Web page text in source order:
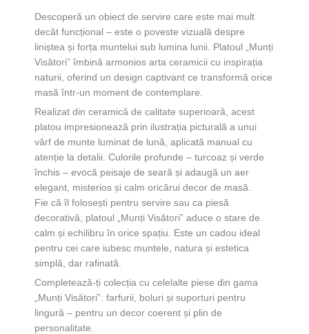
Descoperă un obiect de servire care este mai mult
decât funcțional – este o poveste vizuală despre
liniștea și forța muntelui sub lumina lunii. Platoul „Munți
Visători” îmbină armonios arta ceramicii cu inspirația
naturii, oferind un design captivant ce transformă orice
masă într-un moment de contemplare.
Realizat din ceramică de calitate superioară, acest
platou impresionează prin ilustrația picturală a unui
vârf de munte luminat de lună, aplicată manual cu
atenție la detalii. Culorile profunde – turcoaz și verde
închis – evocă peisaje de seară și adaugă un aer
elegant, misterios și calm oricărui decor de masă.
Fie că îl folosești pentru servire sau ca piesă
decorativă, platoul „Munți Visători” aduce o stare de
calm și echilibru în orice spațiu. Este un cadou ideal
pentru cei care iubesc muntele, natura și estetica
simplă, dar rafinată.
Completează-ți colecția cu celelalte piese din gama
„Munți Visători”: farfurii, boluri și suporturi pentru
lingură – pentru un decor coerent și plin de
personalitate.